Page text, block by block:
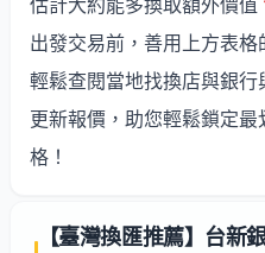
出發交易前，善用上方表格
輕鬆查閱當地找換店與銀
更新報價，助您輕鬆鎖定
格！
【臺灣換匯推薦】台新